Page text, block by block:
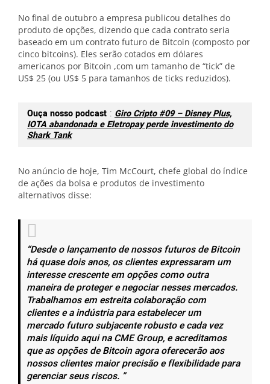
No final de outubro a empresa publicou detalhes do
produto de opções, dizendo que cada contrato seria
baseado em um contrato futuro de Bitcoin (composto por
cinco bitcoins). Eles serão cotados em dólares
americanos por Bitcoin ,com um tamanho de “tick” de
US$ 25 (ou US$ 5 para tamanhos de ticks reduzidos).
Ouça nosso podcast : Giro Cripto #09 – Disney Plus,
IOTA abandonada e Eletropay perde investimento do
Shark Tank
No anúncio de hoje, Tim McCourt, chefe global do índice
de ações da bolsa e produtos de investimento
alternativos disse:
“Desde o lançamento de nossos futuros de Bitcoin
há quase dois anos, os clientes expressaram um
interesse crescente em opções como outra
maneira de proteger e negociar nesses mercados.
Trabalhamos em estreita colaboração com
clientes e a indústria para estabelecer um
mercado futuro subjacente robusto e cada vez
mais líquido aqui na CME Group, e acreditamos
que as opções de Bitcoin agora oferecerão aos
nossos clientes maior precisão e flexibilidade para
gerenciar seus riscos. ”